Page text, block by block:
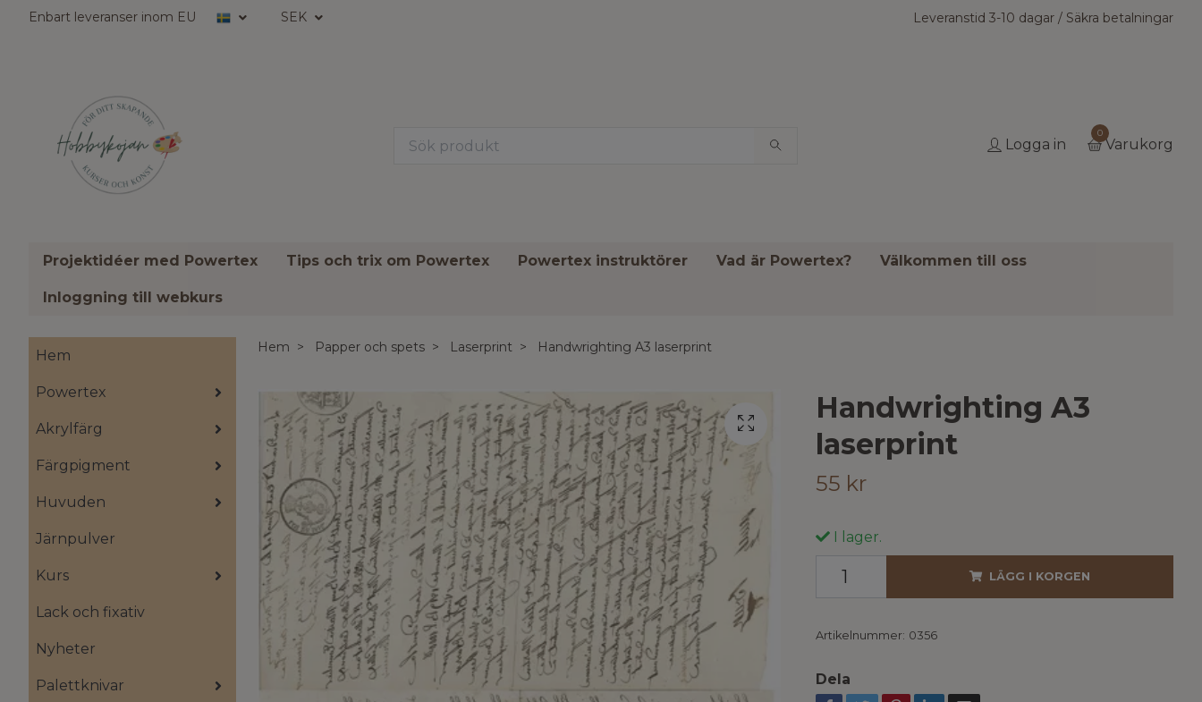
Enbart leveranser inom EU SEK Leveranstid 3-10 dagar / Säkra betalningar
Logga in
0
Varukorg
Projektidéer med Powertex Tips och trix om Powertex Powertex instruktörer Vad är Powertex? Välkommen till oss
Inloggning till webkurs
Hem
Powertex
Akrylfärg
Färgpigment
Huvuden
Järnpulver
Kurs
Lack och fixativ
Nyheter
Palettknivar
Hem Papper och spets Laserprint Handwrighting A3 laserprint
Handwrighting A3
laserprint
55 kr
I lager.
LÄGG I KORGEN
Artikelnummer: 0356
Dela